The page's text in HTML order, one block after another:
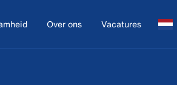
Over ons Vacatures